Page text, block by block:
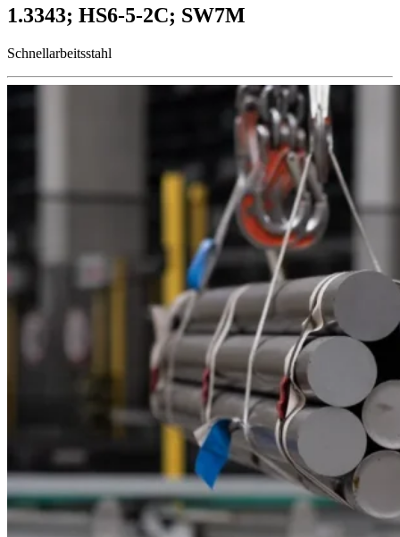
1.3343; HS6-5-2C; SW7M
Schnellarbeitsstahl